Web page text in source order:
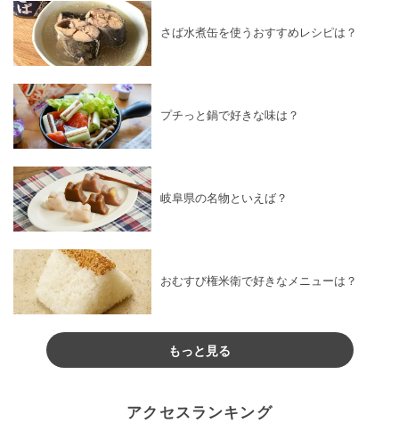
さば水煮缶を使うおすすめレシピは？
プチっと鍋で好きな味は？
岐阜県の名物といえば？
おむすび権米衛で好きなメニューは？
もっと見る
アクセスランキング